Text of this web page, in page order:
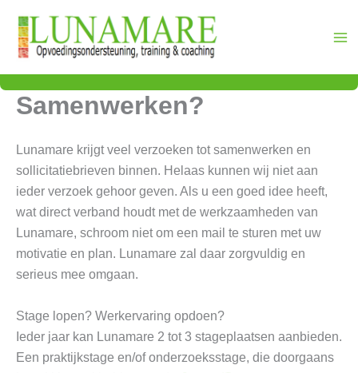
naar
inhoud
Samenwerken?
Lunamare krijgt veel verzoeken tot samenwerken en
sollicitatiebrieven binnen. Helaas kunnen wij niet aan
ieder verzoek gehoor geven. Als u een goed idee heeft,
wat direct verband houdt met de werkzaamheden van
Lunamare, schroom niet om een mail te sturen met uw
motivatie en plan. Lunamare zal daar zorgvuldig en
serieus mee omgaan.
Stage lopen? Werkervaring opdoen?
Ieder jaar kan Lunamare 2 tot 3 stageplaatsen aanbieden.
Een praktijkstage en/of onderzoeksstage, die doorgaans